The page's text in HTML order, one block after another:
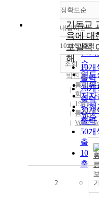
정확도순
정확
순
인기
순
연도
제목
저자
발행
관순
내림차순
내림
10개씩 출력
10개
출력
20개
출력
30개
출력
50개
출력
100
출력
조회
기독교
육에 대
포괄적
해
박진경
통합연
회
1989
통합연
Vol.2
2